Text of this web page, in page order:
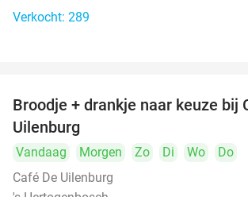
Verkocht: 289
Broodje + drankje naar keuze bij
Uilenburg
Vandaag Morgen Zo Di Wo
Do
Café De Uilenburg